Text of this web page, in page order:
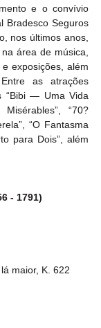
e o convívio
Bradesco Seguros
nos últimos anos,
área de música,
exposições, além
as atrações
“Bibi — Uma Vida
“70?
“O Fantasma
para Dois”, além
- 1791)
maior, K. 622